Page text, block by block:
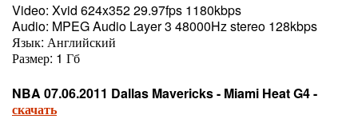
Video: Xvid 624x352 29.97fps 1180kbps
Audio: MPEG Audio Layer 3 48000Hz stereo 128kbps
Язык: Английский
Размер: 1 Гб
NBA 07.06.2011 Dallas Mavericks - Miami Heat G4 -
скачать